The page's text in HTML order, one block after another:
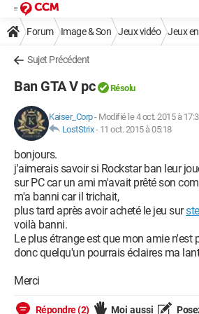
Forum Image & Son Jeux vidéo Jeux
Sujet Précédent
Ban GTA V pc Résolu
Kaiser_Corp- Modifié le 4 oct. 2015 à
LostStrix- 11 oct. 2015 à 05:18
bonjours.
j'aimerais savoir si Rockstar ban leur
sur PC car un ami m'avait prêté son
m'a banni car il trichait,
plus tard après avoir acheté le jeu sur
voilà banni.
Le plus étrange est que mon amie n'est
donc quelqu'un pourrais éclaires ma
Merci
Répondre (2) Moi aussi